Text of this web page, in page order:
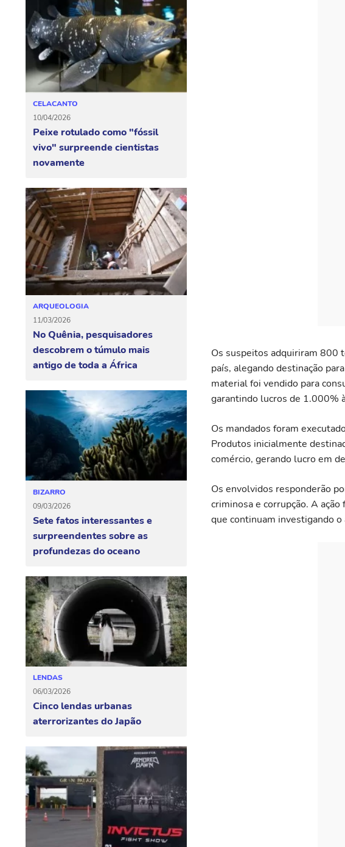
CELACANTO
10/04/2026
Peixe rotulado como "fóssil
vivo" surpreende cientistas
novamente
ARQUEOLOGIA
11/03/2026
No Quênia, pesquisadores
descobrem o túmulo mais
antigo de toda a África
BIZARRO
09/03/2026
Sete fatos interessantes e
surpreendentes sobre as
profundezas do oceano
LENDAS
06/03/2026
Cinco lendas urbanas
aterrorizantes do Japão
Os suspeitos adquiriram 800
país, alegando destinação
material foi vendido para
garantindo lucros de 1.000%
Os mandados foram
Produtos inicialmente
comércio, gerando lucro em
Os envolvidos responderão
criminosa e corrupção. A ação
que continuam investigando o